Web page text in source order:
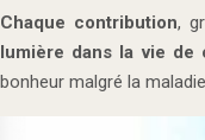
Chaque contribution,
lumière dans la vie de
bonheur malgré la